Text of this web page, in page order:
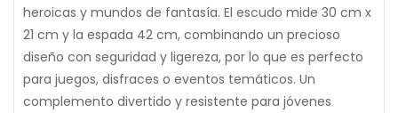
heroicas y mundos de fantasía. El escudo mide 30 cm x
21 cm y la espada 42 cm, combinando un precioso
diseño con seguridad y ligereza, por lo que es perfecto
para juegos, disfraces o eventos temáticos. Un
complemento divertido y resistente para jóvenes